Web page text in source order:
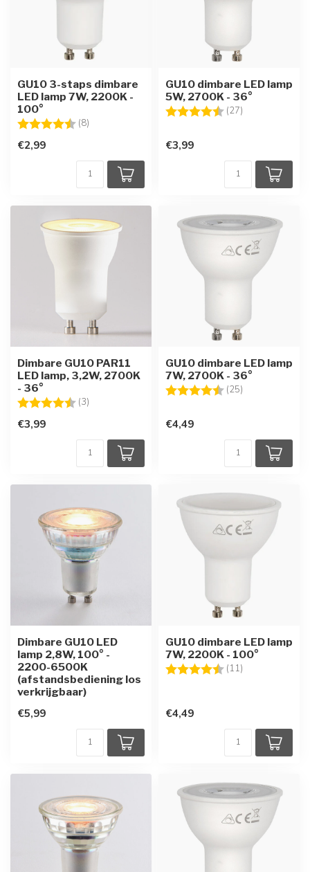
GU10 3-staps dimbare
LED lamp 7W, 2200K -
100°
Beoordeling: (8)
€2,99
GU10 dimbare LED lamp
5W, 2700K - 36°
Beoordeling: (27)
€3,99
Dimbare GU10 PAR11
LED lamp, 3,2W, 2700K
- 36°
Beoordeling: (3)
€3,99
GU10 dimbare LED lamp
7W, 2700K - 36°
Beoordeling: (25)
€4,49
Dimbare GU10 LED
lamp 2,8W, 100° -
2200-6500K
(afstandsbediening los
verkrijgbaar)
€5,99
GU10 dimbare LED lamp
7W, 2200K - 100°
Beoordeling: (11)
€4,49